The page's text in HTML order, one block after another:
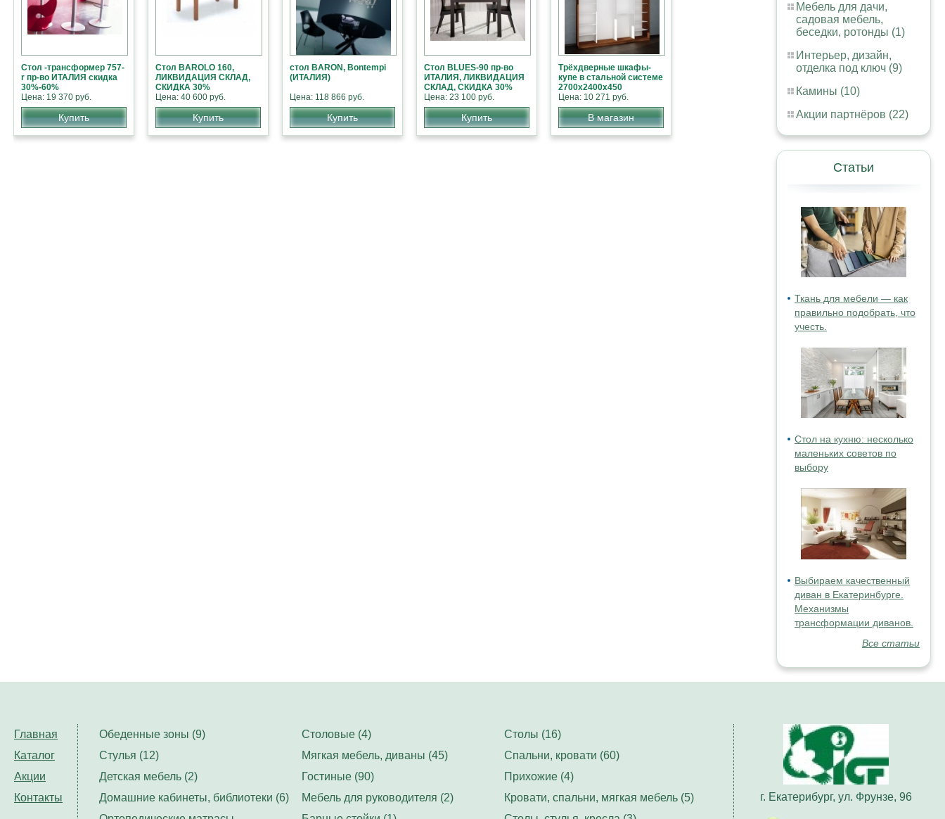
Мебель для дачи,
садовая мебель,
беседки, ротонды (1)
Интерьер, дизайн,
отделка под ключ (9)
Камины (10)
Акции партнёров (22)
Статьи
Ткань для мебели — как
правильно подобрать, что
учесть.
Стол на кухню: несколько
маленьких советов по
выбору
Выбираем качественный
диван в Екатеринбурге.
Механизмы
трансформации диванов.
Все статьи
Стол -трансформер 757-
r пр-во ИТАЛИЯ скидка
30%-60%
Цена: 19 370 руб.
Купить
Стол BAROLO 160,
ЛИКВИДАЦИЯ СКЛАД,
СКИДКА 30%
Цена: 40 600 руб.
Купить
стол BARON, Bontempi
(ИТАЛИЯ)
Цена: 118 866 руб.
Купить
Стол BLUES-90 пр-во
ИТАЛИЯ, ЛИКВИДАЦИЯ
СКЛАД, СКИДКА 30%
Цена: 23 100 руб.
Купить
Трёхдверные шкафы-
купе в стальной системе
2700х2400х450
Цена: 10 271 руб.
В магазин
Главная
Каталог
Акции
Контакты
г. Екатерибург, ул. Фрунзе, 96
Обеденные зоны (9) Столовые (4)
Столы (16)
Стулья (12)
Мягкая мебель, диваны (45)
Спальни, кровати (60)
Детская мебель (2)
Гостиные (90)
Прихожие (4)
Домашние кабинеты, библиотеки (6)
Мебель для руководителя (2)
Кровати, спальни, мягкая мебель (5)